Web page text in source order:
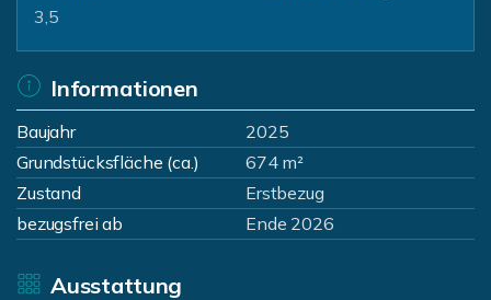
3,5
Informationen
Baujahr
2025
Grundstücksfläche (ca.)
674 m²
Zustand
Erstbezug
bezugsfrei ab
Ende 2026
Ausstattung